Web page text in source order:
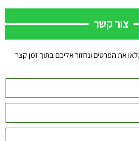
צור קשר
את הפרטים ונחזור אליכם בתוך זמן קצר